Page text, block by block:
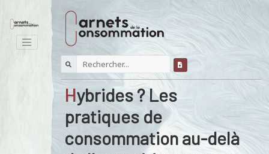
Hybrides ? Les
pratiques de
consommation au-delà